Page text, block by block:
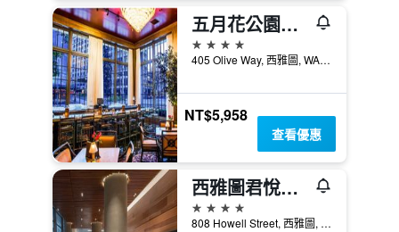
五月花公園酒店
4星級
405 Olive Way, 西雅圖, WA, 美國
NT$5,958
查看優惠
西雅圖君悅酒店
4星級
808 Howell Street, 西雅圖, WA, 美國